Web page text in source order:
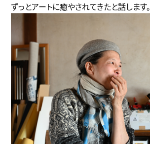
ずっとアートに癒やされてきたと話します。